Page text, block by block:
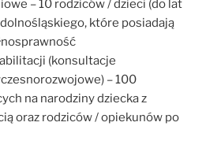
– 10 rodziców / dzieci (do lat
które posiadają
(konsultacje
– 100
na narodziny dziecka z
oraz rodziców / opiekunów po